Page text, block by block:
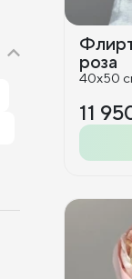
роза
40x50
11